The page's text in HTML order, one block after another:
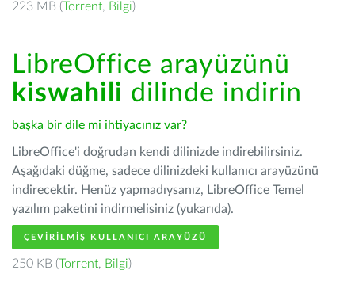
223 MB (Torrent, Bilgi)
LibreOffice arayüzünü
kiswahili dilinde indirin
başka bir dile mi ihtiyacınız var?
LibreOffice'i doğrudan kendi dilinizde indirebilirsiniz.
Aşağıdaki düğme, sadece dilinizdeki kullanıcı arayüzünü
indirecektir. Henüz yapmadıysanız, LibreOffice Temel
yazılım paketini indirmelisiniz (yukarıda).
ÇEVIRILMIŞ KULLANICI ARAYÜZÜ
250 KB (Torrent, Bilgi)